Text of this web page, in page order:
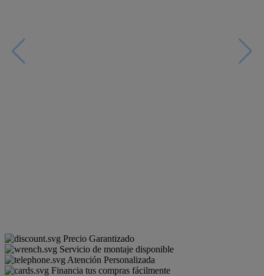
Precio Garantizado
Servicio de montaje disponible
Atención Personalizada
Financia tus compras fácilmente